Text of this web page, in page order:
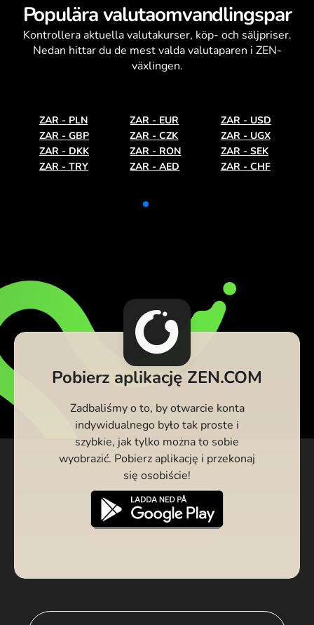
Populära valutaomvandlingspar
Kontrollera aktuellavalutakurser, köp- och säljpriser.
Nedan hittar du de mest valda valutaparen i ZEN-
växlingen.
ZAR - PLN ZAR - EUR ZAR - USD
ZAR - GBP ZAR - CZK ZAR - UGX
ZAR - DKK ZAR - RON ZAR - SEK
ZAR - TRY ZAR - AED ZAR - CHF
Pobierz aplikację ZEN.COM
Zadbaliśmy o to, by otwarcie konta
indywidualnego było tak proste i
szybkie, jak tylko można to sobie
wyobrazić. Pobierz aplikację i przekonaj
się osobiście!